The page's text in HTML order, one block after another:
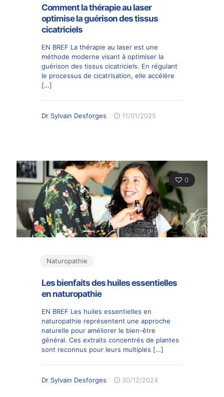
Comment la thérapie au laser
optimise la guérison des tissus
cicatriciels
EN BREF La thérapie au laser est une
méthode moderne visant à optimiser la
guérison des tissus cicatriciels. En régulant
le processus de cicatrisation, elle accélère
[…]
Dr Sylvain Desforges 11/01/2025
0
Naturopathie
Les bienfaits des huiles essentielles
en naturopathie
EN BREF Les huiles essentielles en
naturopathie représentent une approche
naturelle pour améliorer le bien-être
général. Ces extraits concentrés de plantes
sont reconnus pour leurs multiples […]
Dr Sylvain Desforges 30/12/2024